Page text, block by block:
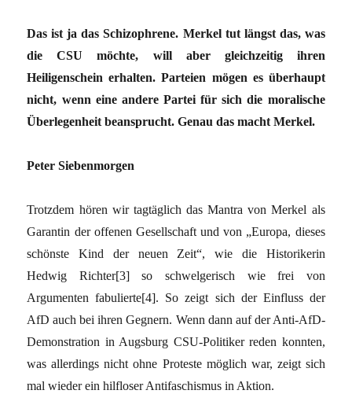
Das ist ja das Schizophrene. Merkel tut längst das, was
die CSU möchte, will aber gleichzeitig ihren
Heiligenschein erhalten. Parteien mögen es überhaupt
nicht, wenn eine andere Partei für sich die moralische
Überlegenheit beansprucht. Genau das macht Merkel.
Peter Siebenmorgen
Trotzdem hören wir tagtäglich das Mantra von Merkel als
Garantin der offenen Gesellschaft und von „Europa, dieses
schönste Kind der neuen Zeit“, wie die Historikerin
Hedwig Richter[3] so schwelgerisch wie frei von
Argumenten fabulierte[4]. So zeigt sich der Einfluss der
AfD auch bei ihren Gegnern. Wenn dann auf der Anti-AfD-
Demonstration in Augsburg CSU-Politiker reden konnten,
was allerdings nicht ohne Proteste möglich war, zeigt sich
mal wieder ein hilfloser Antifaschismus in Aktion.